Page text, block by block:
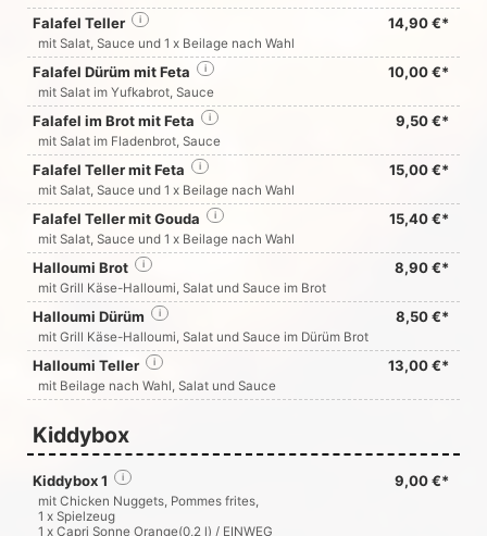
Falafel Teller 14,90 €*
i
mit Salat, Sauce und 1 x Beilage nach Wahl
Falafel Dürüm mit Feta 10,00 €*
i
mit Salat im Yufkabrot, Sauce
Falafel im Brot mit Feta 9,50 €*
i
mit Salat im Fladenbrot, Sauce
Falafel Teller mit Feta 15,00 €*
i
mit Salat, Sauce und 1 x Beilage nach Wahl
Falafel Teller mit Gouda 15,40 €*
i
mit Salat, Sauce und 1 x Beilage nach Wahl
Halloumi Brot 8,90 €*
i
mit Grill Käse-Halloumi, Salat und Sauce im Brot
Halloumi Dürüm 8,50 €*
i
mit Grill Käse-Halloumi, Salat und Sauce im Dürüm Brot
Halloumi Teller 13,00 €*
i
mit Beilage nach Wahl, Salat und Sauce
Kiddybox
Kiddybox 1 9,00 €*
i
mit Chicken Nuggets, Pommes frites,
1 x Spielzeug
1 x Capri Sonne Orange(0,2 l) / EINWEG